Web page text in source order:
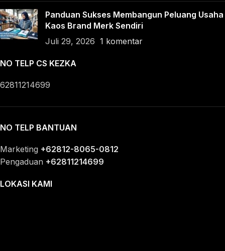
Panduan Sukses Membangun Peluang Usaha
Kaos Brand Merk Sendiri
Juli 29, 2026 1 komentar
NO TELP CS KEZKA
62811214699
NO TELP BANTUAN
Marketing +62812-8065-0812
Pengaduan +62811214699
LOKASI KAMI